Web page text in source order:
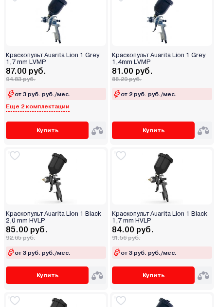
Краскопульт Auarita Lion 1 Grey
1,7 mm LVMP
87.00 руб.
94.83 руб.
от 3 руб. руб./мес.
Еще 2 комплектации
Купить
Краскопульт Auarita Lion 1 Grey
1,4mm LVMP
81.00 руб.
88.29 руб.
от 2 руб. руб./мес.
Купить
Краскопульт Auarita Lion 1 Black
2,0 mm HVLP
85.00 руб.
92.65 руб.
от 3 руб. руб./мес.
Купить
Краскопульт Auarita Lion 1 Black
1,7 mm HVLP
84.00 руб.
91.56 руб.
от 3 руб. руб./мес.
Купить